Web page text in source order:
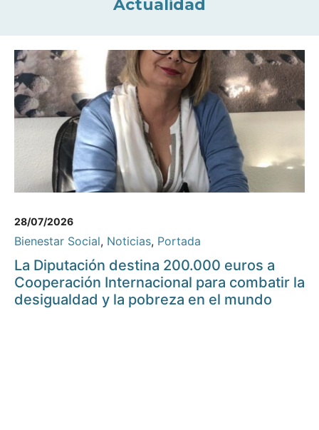
Actualidad
28/07/2026
Bienestar Social, Noticias, Portada
La Diputación destina 200.000 euros a
Cooperación Internacional para combatir la
desigualdad y la pobreza en el mundo